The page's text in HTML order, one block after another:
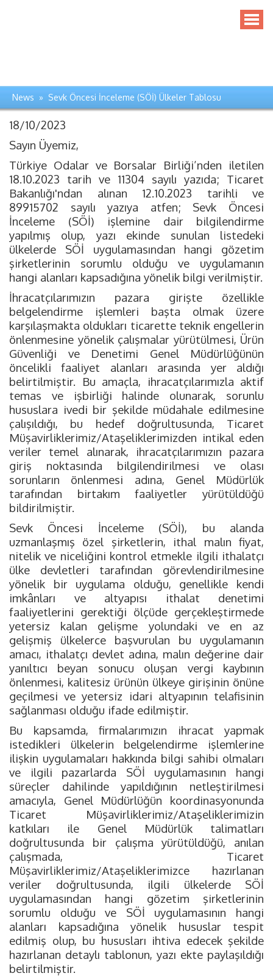
News » Sevk Öncesi İnceleme (SÖİ) Ülkeler Tablosu
18/10/2023
Sayın Üyemiz,
Türkiye Odalar ve Borsalar Birliği’nden iletilen
18.10.2023 tarih ve 11304 sayılı yazıda; Ticaret
Bakanlığı'ndan alınan 12.10.2023 tarihli ve
89915702 sayılı yazıya atfen; Sevk Öncesi
İnceleme (SÖİ) işlemine dair bilgilendirme
yapılmış olup, yazı ekinde sunulan listedeki
ülkelerde SÖİ uygulamasından hangi gözetim
şirketlerinin sorumlu olduğu ve uygulamanın
hangi alanları kapsadığına yönelik bilgi verilmiştir.
İhracatçılarımızın pazara girişte özellikle
belgelendirme işlemleri başta olmak üzere
karşılaşmakta oldukları ticarette teknik engellerin
önlenmesine yönelik çalışmalar yürütülmesi, Ürün
Güvenliği ve Denetimi Genel Müdürlüğünün
öncelikli faaliyet alanları arasında yer aldığı
belirtilmiştir. Bu amaçla, ihracatçılarımızla aktif
temas ve işbirliği halinde olunarak, sorunlu
hususlara ivedi bir şekilde müdahale edilmesine
çalışıldığı, bu hedef doğrultusunda, Ticaret
Müşavirliklerimiz/Ataşeliklerimizden intikal eden
veriler temel alınarak, ihracatçılarımızın pazara
giriş noktasında bilgilendirilmesi ve olası
sorunların önlenmesi adına, Genel Müdürlük
tarafından birtakım faaliyetler yürütüldüğü
bildirilmiştir.
Sevk Öncesi İnceleme (SÖİ), bu alanda
uzmanlaşmış özel şirketlerin, ithal malın fiyat,
nitelik ve niceliğini kontrol etmekle ilgili ithalatçı
ülke devletleri tarafından görevlendirilmesine
yönelik bir uygulama olduğu, genellikle kendi
imkânları ve altyapısı ithalat denetimi
faaliyetlerini gerektiği ölçüde gerçekleştirmede
yetersiz kalan gelişme yolundaki ve en az
gelişmiş ülkelerce başvurulan bu uygulamanın
amacı, ithalatçı devlet adına, malın değerine dair
yanıltıcı beyan sonucu oluşan vergi kaybının
önlenmesi, kalitesiz ürünün ülkeye girişinin önüne
geçilmesi ve yetersiz idari altyapının telafisinin
sağlanması olduğu ifade edilmiştir.
Bu kapsamda, firmalarımızın ihracat yapmak
istedikleri ülkelerin belgelendirme işlemlerine
ilişkin uygulamaları hakkında bilgi sahibi olmaları
ve ilgili pazarlarda SÖİ uygulamasının hangi
süreçler dahilinde yapıldığının netleştirilmesi
amacıyla, Genel Müdürlüğün koordinasyonunda
Ticaret Müşavirliklerimiz/Ataşeliklerimizin
katkıları ile Genel Müdürlük talimatları
doğrultusunda bir çalışma yürütüldüğü, anılan
çalışmada, Ticaret
Müşavirliklerimiz/Ataşeliklerimizce hazırlanan
veriler doğrultusunda, ilgili ülkelerde SÖİ
uygulamasından hangi gözetim şirketlerinin
sorumlu olduğu ve SÖİ uygulamasının hangi
alanları kapsadığına yönelik hususlar tespit
edilmiş olup, bu hususları ihtiva edecek şekilde
hazırlanan detaylı tablonun, yazı ekte paylaşıldığı
belirtilmiştir.